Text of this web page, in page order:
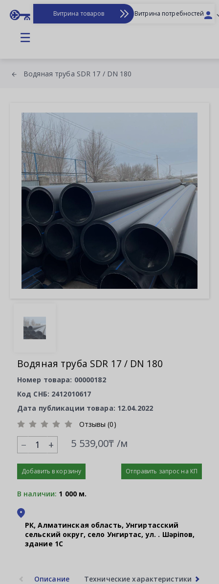
Витрина товаров Витрина потребностей
☰
Водяная труба SDR 17 / DN 180
Водяная труба SDR 17 / DN 180
Номер товара: 00000182
Код СНБ: 2412010617
Дата публикации товара: 12.04.2022
Отзывы (0)
+ 5 539,00₸ /м
Добавить в корзину Отправить запрос на КП
В наличии: 1 000 м.
РК, Алматинская область, Унгиртасский
сельский округ, село Унгиртас, ул. Қ. Шәріпов,
здание 1С
Описание Технические характеристики